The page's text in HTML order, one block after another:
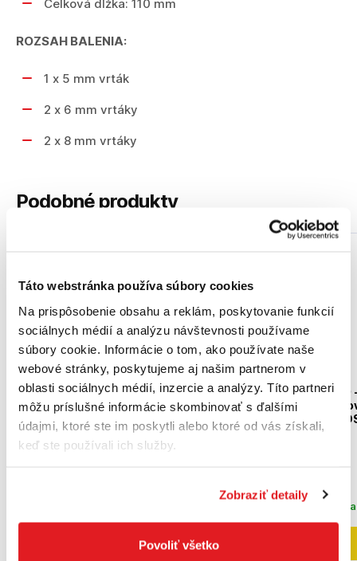
Táto webstránka používa súbory cookies
Na prispôsobenie obsahu a reklám, poskytovanie funkcií
sociálnych médií a analýzu návštevnosti používame
súbory cookie. Informácie o tom, ako používate naše
webové stránky, poskytujeme aj našim partnerom v
oblasti sociálnych médií, inzercie a analýzy. Títo partneri
môžu príslušné informácie skombinovať s ďalšími
údajmi, ktoré ste im poskytli alebo ktoré od vás získali,
keď ste používali ich služby.
Zobraziť detaily
Povoliť všetko
Celková dĺžka: 110 mm
ROZSAH BALENIA:
1 x 5 mm vrták
2 x 6 mm vrtáky
2 x 8 mm vrtáky
Podobné produkty
BOSCH 2607010524 - 5-
dielna súprava vrtákov do
betónu Robust Line CYL-3
4; 5; 6; 8; 10 mm
2607010524
Do košíka
BOSCH 2608576200
dielna súprava
kladív Robust Line
plus-7X
2608576200
24,31 €bez DPH
Posledný kus na